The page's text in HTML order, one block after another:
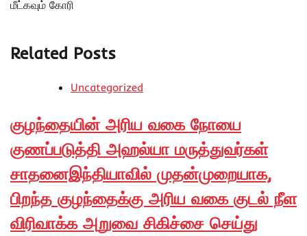
மீட்கவும் கோரி
Related Posts
Uncategorized
குழந்தையின் அரிய வகை நோயை
குணப்படுத்தி அஹல்யா மருத்துவர்கள்
சாதனைஇந்தியாவில் முதன்முறையாக,
பிறந்த குழந்தைக்கு அரிய வகை குடல் நீள
விரிவாக்க அறுவை சிகிச்சை செய்து